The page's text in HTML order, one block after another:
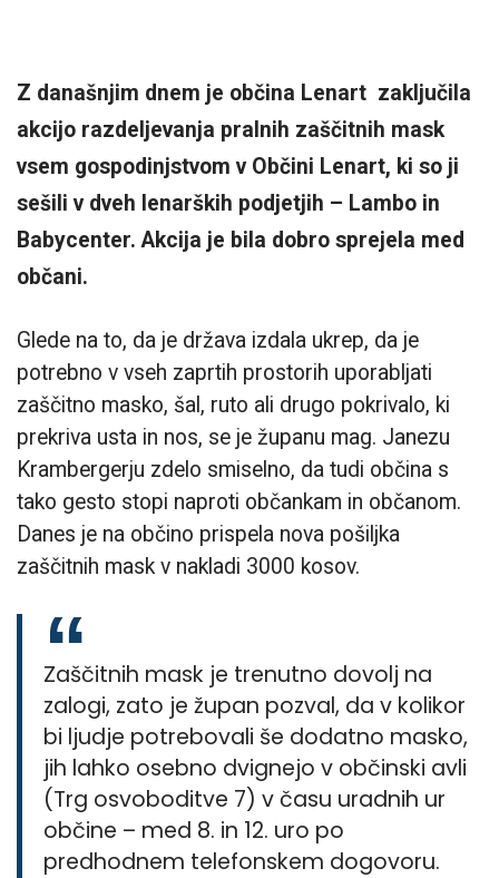
Z današnjim dnem je občina Lenart zaključila
akcijo razdeljevanja pralnih zaščitnih mask
vsem gospodinjstvom v Občini Lenart, ki so ji
sešili v dveh lenarških podjetjih – Lambo in
Babycenter. Akcija je bila dobro sprejela med
občani.
Glede na to, da je država izdala ukrep, da je
potrebno v vseh zaprtih prostorih uporabljati
zaščitno masko, šal, ruto ali drugo pokrivalo, ki
prekriva usta in nos, se je županu mag. Janezu
Krambergerju zdelo smiselno, da tudi občina s
tako gesto stopi naproti občankam in občanom.
Danes je na občino prispela nova pošiljka
zaščitnih mask v nakladi 3000 kosov.
Zaščitnih mask je trenutno dovolj na
zalogi, zato je župan pozval, da v kolikor
bi ljudje potrebovali še dodatno masko,
jih lahko osebno dvignejo v občinski avli
(Trg osvoboditve 7) v času uradnih ur
občine – med 8. in 12. uro po
predhodnem telefonskem dogovoru.